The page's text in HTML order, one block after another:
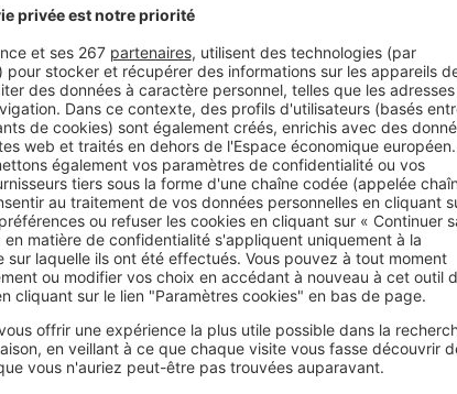
DUNKERQUOIS EN CHIFFRES
d’un appartement dunkerquois, en 2014, est de 1 870€
maisons de ville, plus anciennes pour la plupart,
33 700 logements en 2007.
résidences secondaires, soit une proportion
à la moyenne nationale.
d’une grande ville portuaire